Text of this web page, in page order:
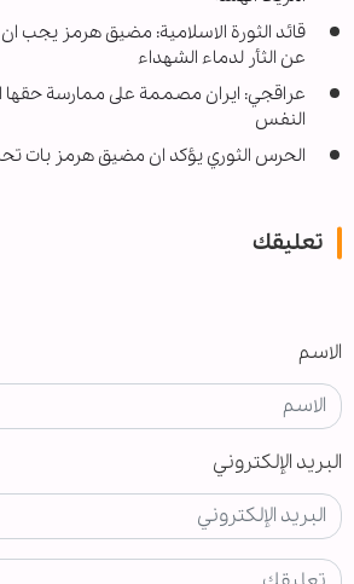
قائد الثورة الاسلامية: مضيق هرمز يجب
عن الثأر لدماء الشهداء
عراقجي: ايران مصممة على ممارسة حقها
النفس
الحرس الثوري يؤكد ان مضيق هرمز بات
تعليقك
الاسم
البريد الإلكتروني